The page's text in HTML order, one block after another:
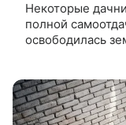
Некоторые
полной
освободилась